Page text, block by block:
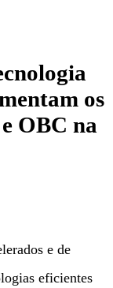
os
OBC na
e de
eficientes